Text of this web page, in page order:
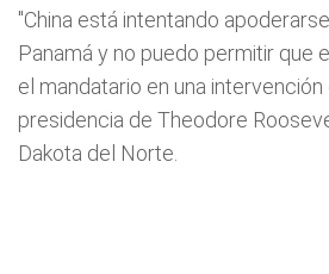
"China está intentando
Panamá y no puedo permitir que
el mandatario en una
presidencia de Theodore
Dakota del Norte.